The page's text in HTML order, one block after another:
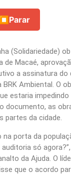
⏹ Parar
(Solidariedade)
de Macaé,
a assinatura
Ambiental. O
estaria
documento, as
partes da cidade.
na porta da
auditoria só
da Ajuda. O
que o acordo